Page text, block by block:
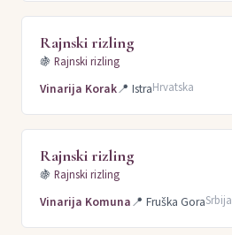
Rajnski rizling
🍇 Rajnski rizling
Vinarija Korak📍 IstraHrvatska
Rajnski rizling
🍇 Rajnski rizling
Vinarija Komuna📍 Fruška GoraSrbija